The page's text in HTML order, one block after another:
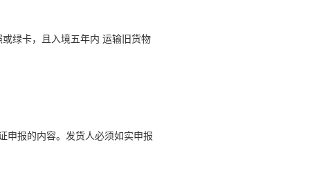
绿卡，且入境五年内 运输旧货物
申报的内容。发货人必须如实申报